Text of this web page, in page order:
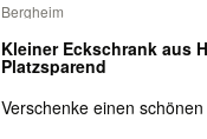
Bergheim
Kleiner Eckschrank aus
Platzsparend
Verschenke einen schönen